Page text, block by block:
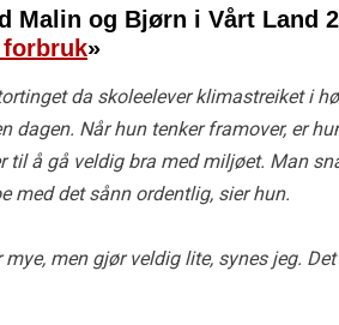
Malin og Bjørn i Vårt Land
forbruk»
da skoleelever klimastreiket i
dagen. Når hun tenker framover, er
til å gå veldig bra med miljøet. Man
med det sånn ordentlig, sier hun.
men gjør veldig lite, synes jeg.